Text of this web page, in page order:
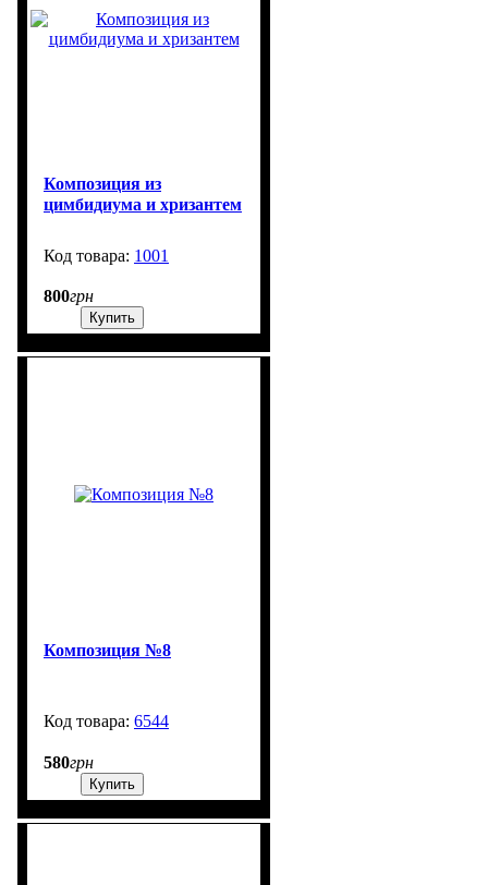
Композиция из
цимбидиума и хризантем
1001
800грн
Купить
Композиция №8
6544
580грн
Купить